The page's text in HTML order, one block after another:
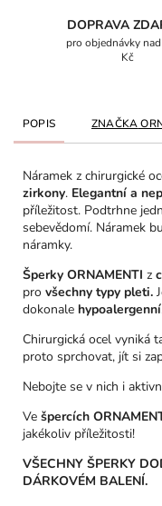
DOPRAVA
pro objednávky
Kč
POPIS ZNAČKA
Náramek z chirurgické
zirkony. Elegantní a
příležitost. Podtrhne
sebevědomí. Náramek
náramky.
Šperky ORNAMENTI z
pro všechny typy pleti.
dokonale hypoalergenní
Chirurgická ocel vyniká
proto sprchovat, jít si
Nebojte se v nich i
Ve špercích
jakékoliv příležitosti!
VŠECHNY ŠPERKY
DÁRKOVÉM BALENÍ.